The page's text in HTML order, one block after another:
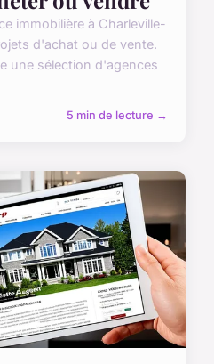
immobilière à Charleville-
d'achat ou de vente.
une sélection d'agences
5 min de lecture →